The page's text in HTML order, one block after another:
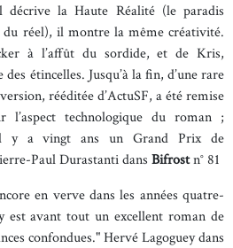
la Haute Réalité (le paradis
du réel), il montre la même créativité.
à l’affût du sordide, et de Kris,
étincelles. Jusqu’à la fin, d’une rare
rééditée d’ActuSF, a été remise
l’aspect technologique du roman ;
y a vingt ans un Grand Prix de
Paul Durastanti dans Bifrostn° 81
en verve dans les années quatre-
est avant tout un excellent roman de
confondues." Hervé Lagoguey dans